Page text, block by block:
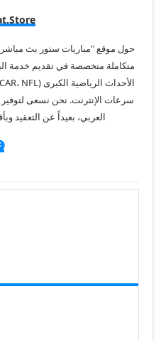
حول موقع "مباريات ستور بث
متكاملة متخصصة في تقديم خدمة
سرعات الإنترنت. نحن نسعى
العربي، بعيداً عن التعقيد